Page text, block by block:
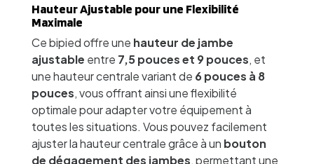
Hauteur Ajustable pour une Flexibilité
Maximale
Ce bipied offre une hauteur de jambe
ajustable entre 7,5 pouces et 9 pouces, et
une hauteur centrale variant de 6 pouces à 8
pouces, vous offrant ainsi une flexibilité
optimale pour adapter votre équipement à
toutes les situations. Vous pouvez facilement
ajuster la hauteur centrale grâce à un bouton
de dégagement des jambes, permettant une